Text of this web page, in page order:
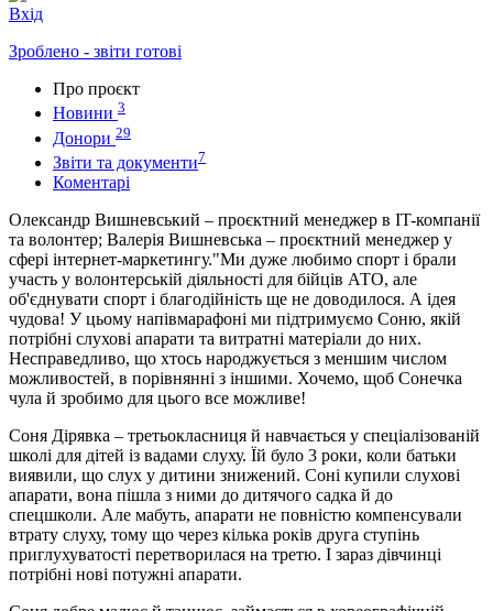
Вхід
Зроблено - звіти готові
Про проєкт
Новини 3
Донори 29
Звіти та документи7
Коментарі
Олександр Вишневський – проєктний менеджер в IT-компанії
та волонтер; Валерія Вишневська – проєктний менеджер у
сфері інтернет-маркетингу."Ми дуже любимо спорт і брали
участь у волонтерській діяльності для бійців АТО, але
об'єднувати спорт і благодійність ще не доводилося. А ідея
чудова! У цьому напівмарафоні ми підтримуємо Соню, якій
потрібні слухові апарати та витратні матеріали до них.
Несправедливо, що хтось народжується з меншим числом
можливостей, в порівнянні з іншими. Хочемо, щоб Сонечка
чула й зробимо для цього все можливе!
Соня Дірявка – третьокласниця й навчається у спеціалізованій
школі для дітей із вадами слуху. Їй було 3 роки, коли батьки
виявили, що слух у дитини знижений. Соні купили слухові
апарати, вона пішла з ними до дитячого садка й до
спецшколи. Але мабуть, апарати не повністю компенсували
втрату слуху, тому що через кілька років друга ступінь
приглухуватості перетворилася на третю. І зараз дівчинці
потрібні нові потужні апарати.